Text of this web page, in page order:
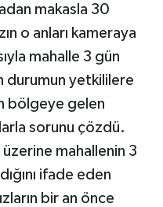
makasla 30
o anları kameraya
mahalle 3 gün
durumun yetkililere
bölgeye gelen
sorunu çözdü.
üzerine mahallenin 3
ifade eden
bir an önce